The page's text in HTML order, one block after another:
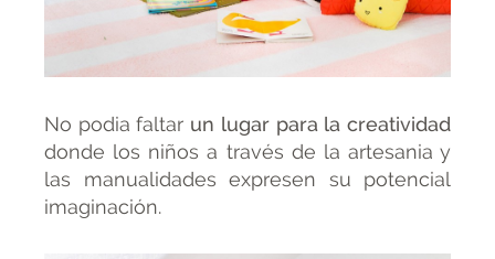
No podia faltar un lugar para la creatividad
donde los niños a través de la artesania y
las manualidades expresen su potencial
imaginación.